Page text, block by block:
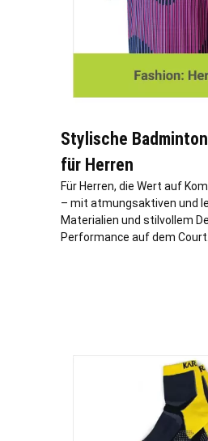
Stylische
für Herren
Für Herren, die Wert auf
– mit atmungsaktiven und
Materialien und stilvollem
Performance auf dem Court.